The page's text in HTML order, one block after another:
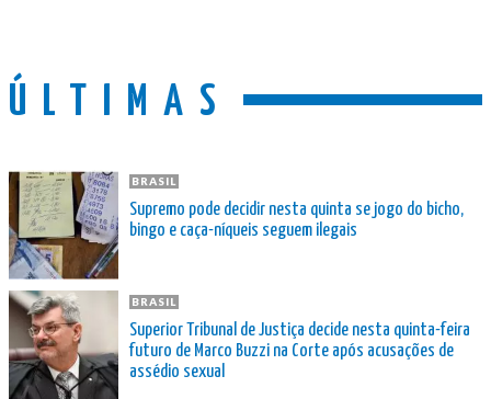
ÚLTIMAS
BRASIL
Supremo pode decidir nesta quinta se jogo do bicho,
bingo e caça-níqueis seguem ilegais
BRASIL
Superior Tribunal de Justiça decide nesta quinta-feira
futuro de Marco Buzzi na Corte após acusações de
assédio sexual